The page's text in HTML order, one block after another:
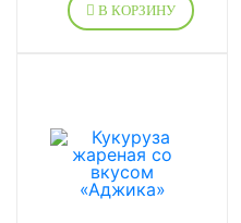
В КОРЗИНУ